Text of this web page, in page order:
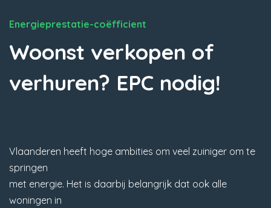
Energieprestatie-coëfficient
Woonst verkopen of
verhuren? EPC nodig!
Vlaanderen heeft hoge ambities om veel zuiniger om te
springen
met energie. Het is daarbij belangrijk dat ook alle
woningen in